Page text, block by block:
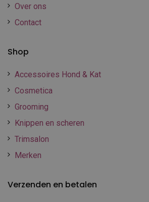
Over ons
Contact
Shop
Accessoires Hond & Kat
Cosmetica
Grooming
Knippen en scheren
Trimsalon
Merken
Verzenden en betalen